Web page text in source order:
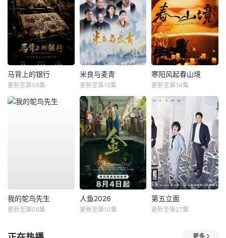
马背上的银行
更新至第08集
米良与麦青
更新至第15集
寒阳风起春山境
更新至第14集
我的鸵鸟先生
更新至第06集
人鱼2026
更新至第10集
第五立面
更新至第27集
更多